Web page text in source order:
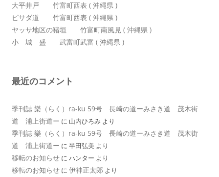
大平井戸 竹富町西表 ( 沖縄県 )
ピサダ道 竹富町西表 ( 沖縄県 )
ヤッサ地区の猪垣 竹富町南風見 ( 沖縄県 )
小 城 盛 武富町武富 ( 沖縄県 )
最近のコメント
季刊誌 樂（らく）ra-ku 59号 長崎の道ーみさき道 茂木街
道 浦上街道ー に 山内ひろみ より
季刊誌 樂（らく）ra-ku 59号 長崎の道ーみさき道 茂木街
道 浦上街道ー に 半田弘美 より
移転のお知らせ に ハンター より
移転のお知らせ に 伊神正太郎 より